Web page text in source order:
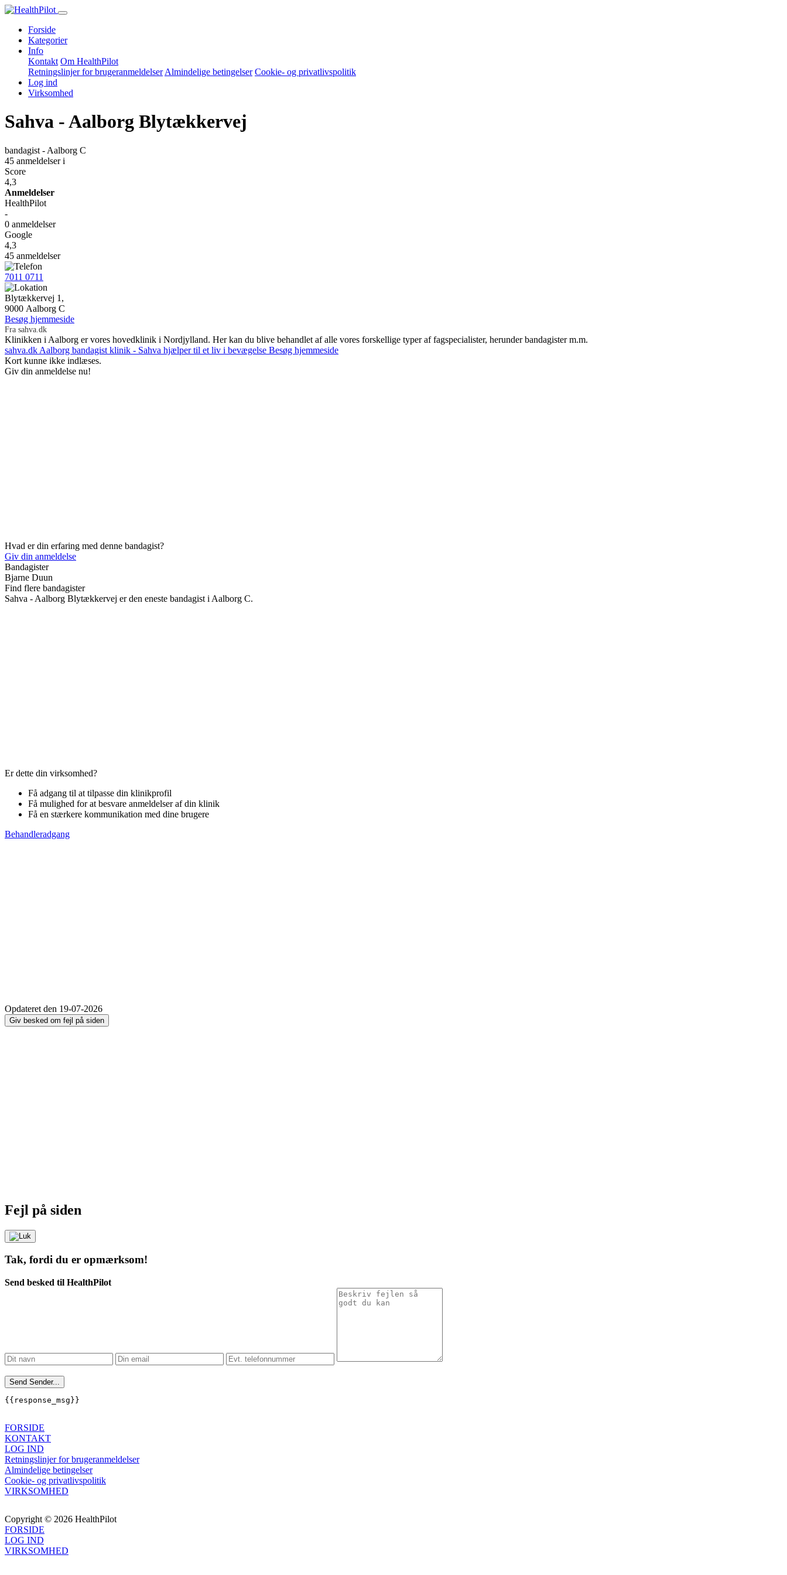
Forside
Kategorier
Info
Kontakt Om HealthPilot
Retningslinjer for brugeranmeldelser Almindelige betingelser Cookie- og privatlivspolitik
Log ind
Virksomhed
Sahva - Aalborg Blytækkervej
bandagist - Aalborg C
45 anmeldelseri
Score
4,3
Anmeldelser
HealthPilot
-
0 anmeldelser
Google
4,3
45 anmeldelser
7011 0711
Blytækkervej 1,
9000 Aalborg C
Besøg hjemmeside
Fra sahva.dk
Klinikken i Aalborg er vores hovedklinik i Nordjylland. Her kan du blive behandlet af alle vores forskellige typer af fagspecialister, herunder bandagister m.m.
sahva.dk Aalborg bandagist klinik - Sahva hjælper til et liv i bevægelse Besøg hjemmeside
Kort kunne ikke indlæses.
Giv din anmeldelse nu!
Hvad er din erfaring med denne bandagist?
Giv din anmeldelse
Bandagister
Bjarne Duun
Find flere bandagister
Sahva - Aalborg Blytækkervej er den eneste bandagist i Aalborg C.
Er dette din virksomhed?
Få adgang til at tilpasse din klinikprofil
Få mulighed for at besvare anmeldelser af din klinik
Få en stærkere kommunikation med dine brugere
Behandleradgang
Opdateret den 19-07-2026
Giv besked om fejl på siden
Fejl på siden
Tak, fordi du er opmærksom!
Send besked til HealthPilot
Send Sender...
{{response_msg}}
FORSIDE
KONTAKT
LOG IND
Retningslinjer for brugeranmeldelser
Almindelige betingelser
Cookie- og privatlivspolitik
VIRKSOMHED
Copyright © 2026 HealthPilot
FORSIDE
LOG IND
VIRKSOMHED